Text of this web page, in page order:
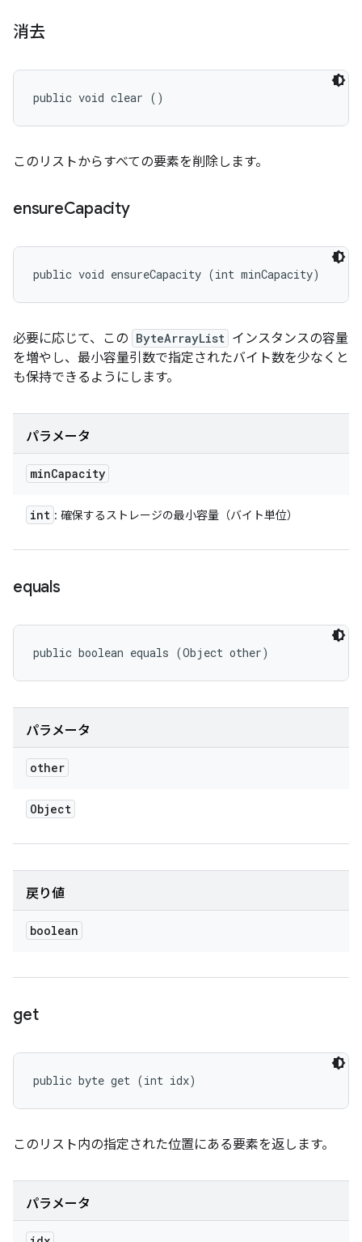
消去
public void clear ()
このリストからすべての要素を削除します。
ensureCapacity
public void ensureCapacity (int minCapacity)
必要に応じて、この ByteArrayList インスタンスの容量
を増やし、最小容量引数で指定されたバイト数を少なくと
も保持できるようにします。
パラメータ
minCapacity
int : 確保するストレージの最小容量（バイト単位）
equals
public boolean equals (Object other)
パラメータ
other
Object
戻り値
boolean
get
public byte get (int idx)
このリスト内の指定された位置にある要素を返します。
パラメータ